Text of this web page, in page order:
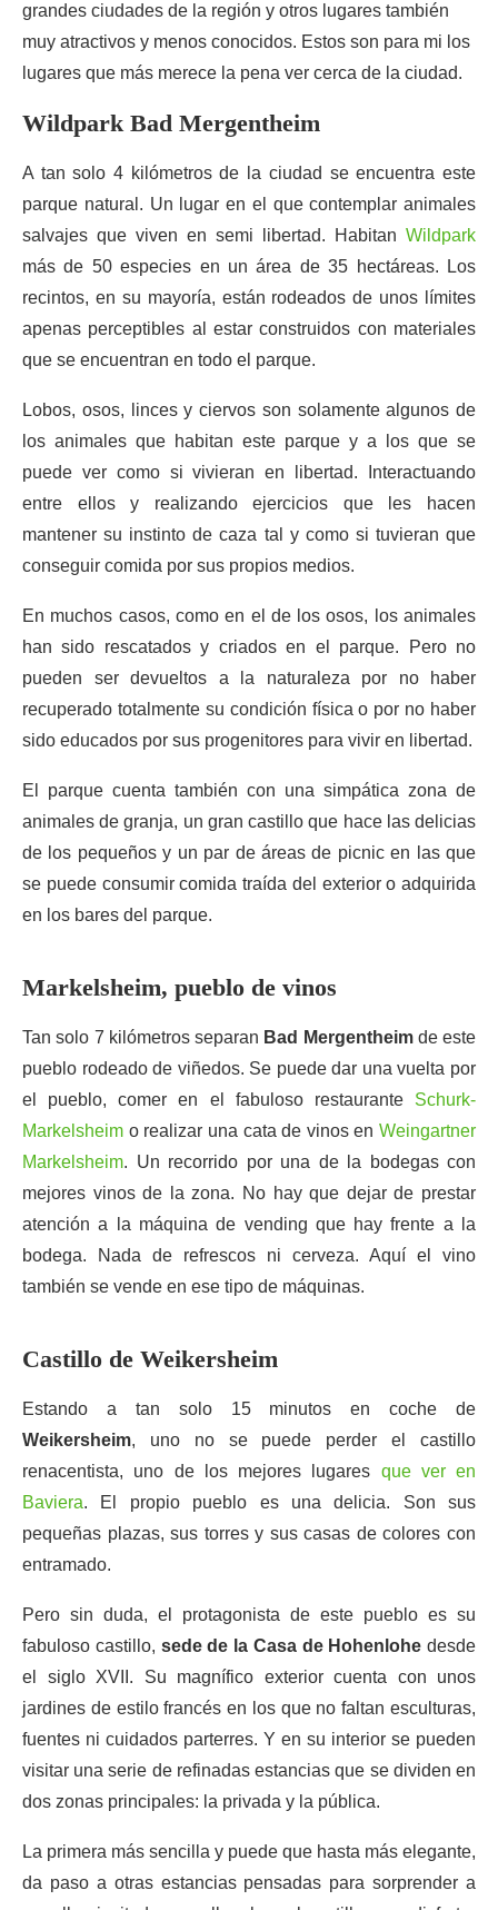
grandes ciudades de la región y otros lugares también
muy atractivos y menos conocidos. Estos son para mi los
lugares que más merece la pena ver cerca de la ciudad.
Wildpark Bad Mergentheim
A tan solo 4 kilómetros de la ciudad se encuentra este
parque natural. Un lugar en el que contemplar animales
salvajes que viven en semi libertad. Habitan Wildpark
más de 50 especies en un área de 35 hectáreas. Los
recintos, en su mayoría, están rodeados de unos límites
apenas perceptibles al estar construidos con materiales
que se encuentran en todo el parque.
Lobos, osos, linces y ciervos son solamente algunos de
los animales que habitan este parque y a los que se
puede ver como si vivieran en libertad. Interactuando
entre ellos y realizando ejercicios que les hacen
mantener su instinto de caza tal y como si tuvieran que
conseguir comida por sus propios medios.
En muchos casos, como en el de los osos, los animales
han sido rescatados y criados en el parque. Pero no
pueden ser devueltos a la naturaleza por no haber
recuperado totalmente su condición física o por no haber
sido educados por sus progenitores para vivir en libertad.
El parque cuenta también con una simpática zona de
animales de granja, un gran castillo que hace las delicias
de los pequeños y un par de áreas de picnic en las que
se puede consumir comida traída del exterior o adquirida
en los bares del parque.
Markelsheim, pueblo de vinos
Tan solo 7 kilómetros separan Bad Mergentheimde este
pueblo rodeado de viñedos. Se puede dar una vuelta por
el pueblo, comer en el fabuloso restaurante Schurk-
Markelsheim o realizar una cata de vinos en Weingartner
Markelsheim. Un recorrido por una de la bodegas con
mejores vinos de la zona. No hay que dejar de prestar
atención a la máquina de vending que hay frente a la
bodega. Nada de refrescos ni cerveza. Aquí el vino
también se vende en ese tipo de máquinas.
Castillo de Weikersheim
Estando a tan solo 15 minutos en coche de
Weikersheim, uno no se puede perder el castillo
renacentista, uno de los mejores lugares que ver en
Baviera. El propio pueblo es una delicia. Son sus
pequeñas plazas, sus torres y sus casas de colores con
entramado.
Pero sin duda, el protagonista de este pueblo es su
fabuloso castillo, sede de la Casa de Hohenlohe desde
el siglo XVII. Su magnífico exterior cuenta con unos
jardines de estilo francés en los que no faltan esculturas,
fuentes ni cuidados parterres. Y en su interior se pueden
visitar una serie de refinadas estancias que se dividen en
dos zonas principales: la privada y la pública.
La primera más sencilla y puede que hasta más elegante,
da paso a otras estancias pensadas para sorprender a